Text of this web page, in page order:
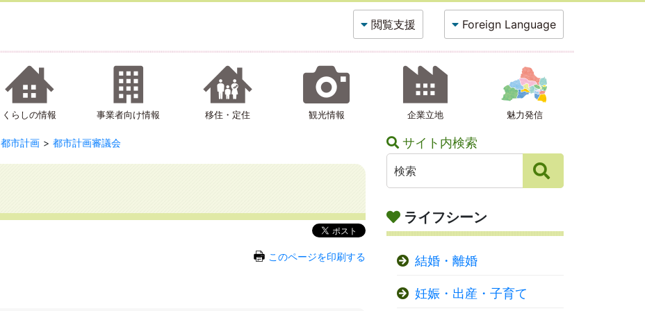
閲覧支援 Foreign Language
くらしの情報 事業者向け情報 移住・定住 観光情報 企業立地 魅力発信
都市計画 都市計画審議会
このページを印刷する
サイト内検索
ライフシーン
結婚・離婚
妊娠・出産・子育て